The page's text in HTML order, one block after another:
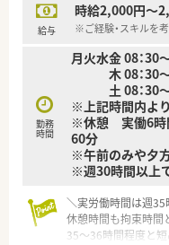
■従業員同士が協力
取り組めます。
きる環境です。
給与
時給2,000円～
※ご経験・スキルを
勤務
時間
月火水金 08：30
木 08：30～
土 08：30～
※上記時間内よ
※休憩 実働6時
60分
※午前のみや夕
※週30時間以上
＼実労働時間は週35
休憩時間も拘束時間
35〜36時間程度と